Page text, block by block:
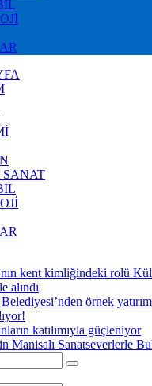
kent kimliğindeki rolü
alındı
örnek
katılımıyla güçleniyor
Manisalı Sanatseverlerle